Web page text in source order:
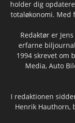
holder dig
totaløkonomi.
Redaktør er
erfarne
1994 skrevet om
Media, Auto
I redaktionen
Henrik Hauthorn,